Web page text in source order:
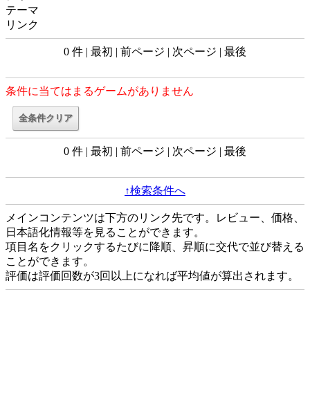
テーマ
リンク
0 件 | 最初 | 前ページ | 次ページ | 最後
条件に当てはまるゲームがありません
0 件 | 最初 | 前ページ | 次ページ | 最後
↑検索条件へ
メインコンテンツは下方のリンク先です。レビュー、価格、
日本語化情報等を見ることができます。
項目名をクリックするたびに降順、昇順に交代で並び替える
ことができます。
評価は評価回数が3回以上になれば平均値が算出されます。